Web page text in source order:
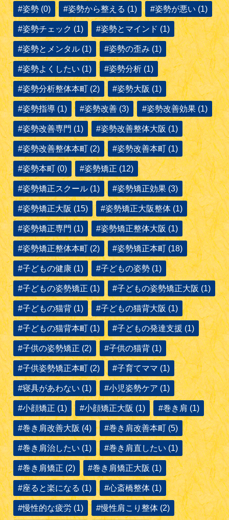
#姿勢 (0) #姿勢から整える (1) #姿勢が悪い (1)
#姿勢チェック (1) #姿勢とマインド (1)
#姿勢とメンタル (1) #姿勢の歪み (1)
#姿勢よくしたい (1) #姿勢分析 (1)
#姿勢分析整体本町 (2) #姿勢大阪 (1)
#姿勢指導 (1) #姿勢改善 (3) #姿勢改善効果 (1)
#姿勢改善専門 (1) #姿勢改善整体大阪 (1)
#姿勢改善整体本町 (2) #姿勢改善本町 (1)
#姿勢本町 (0) #姿勢矯正 (12)
#姿勢矯正スクール (1) #姿勢矯正効果 (3)
#姿勢矯正大阪 (15) #姿勢矯正大阪整体 (1)
#姿勢矯正専門 (1) #姿勢矯正整体大阪 (1)
#姿勢矯正整体本町 (2) #姿勢矯正本町 (18)
#子どもの健康 (1) #子どもの姿勢 (1)
#子どもの姿勢矯正 (1) #子どもの姿勢矯正大阪 (1)
#子どもの猫背 (1) #子どもの猫背大阪 (1)
#子どもの猫背本町 (1) #子どもの発達支援 (1)
#子供の姿勢矯正 (2) #子供の猫背 (1)
#子供姿勢矯正本町 (2) #子育てママ (1)
#寝具があわない (1) #小児姿勢ケア (1)
#小顔矯正 (1) #小顔矯正大阪 (1) #巻き肩 (1)
#巻き肩改善大阪 (4) #巻き肩改善本町 (5)
#巻き肩治したい (1) #巻き肩直したい (1)
#巻き肩矯正 (2) #巻き肩矯正大阪 (1)
#座ると楽になる (1) #心斎橋整体 (1)
#慢性的な疲労 (1) #慢性肩こり整体 (2)